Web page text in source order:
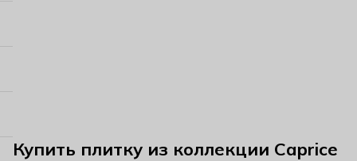
Купить плитку из коллекции Caprice